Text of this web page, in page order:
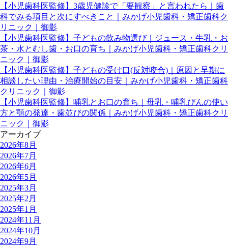
【小児歯科医監修】3歳児健診で「要観察」と言われたら｜歯
科でみる項目と次にすべきこと｜みかげ小児歯科・矯正歯科ク
リニック｜御影
【小児歯科医監修】子どもの飲み物選び｜ジュース・牛乳・お
茶・水とむし歯・お口の育ち｜みかげ小児歯科・矯正歯科クリ
ニック｜御影
【小児歯科医監修】子どもの受け口(反対咬合)｜原因と早期に
相談したい理由・治療開始の目安｜みかげ小児歯科・矯正歯科
クリニック｜御影
【小児歯科医監修】哺乳とお口の育ち｜母乳・哺乳びんの使い
方と顎の発達・歯並びの関係｜みかげ小児歯科・矯正歯科クリ
ニック｜御影
アーカイブ
2026年8月
2026年7月
2026年6月
2026年5月
2025年3月
2025年2月
2025年1月
2024年11月
2024年10月
2024年9月